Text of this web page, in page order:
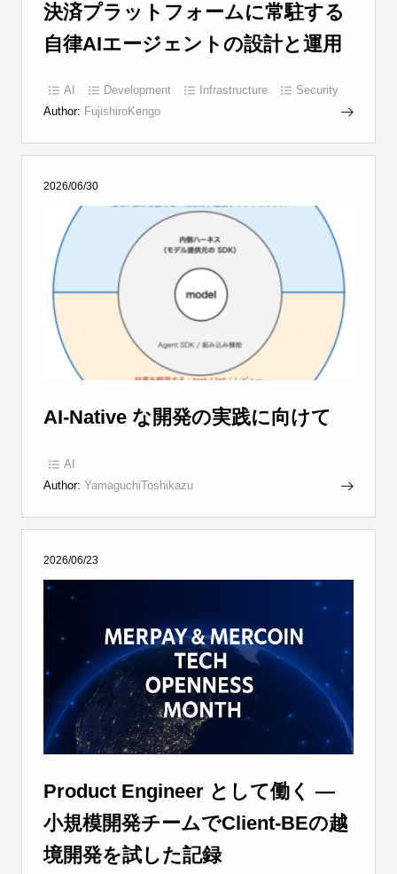
決済プラットフォームに常駐する
自律AIエージェントの設計と運用
AI Development Infrastructure
Security
Author: FujishiroKengo
2026/06/30
AI-Native な開発の実践に向けて
AI
Author: YamaguchiToshikazu
2026/06/23
Product Engineer として働く —
小規模開発チームでClient-BEの越
境開発を試した記録